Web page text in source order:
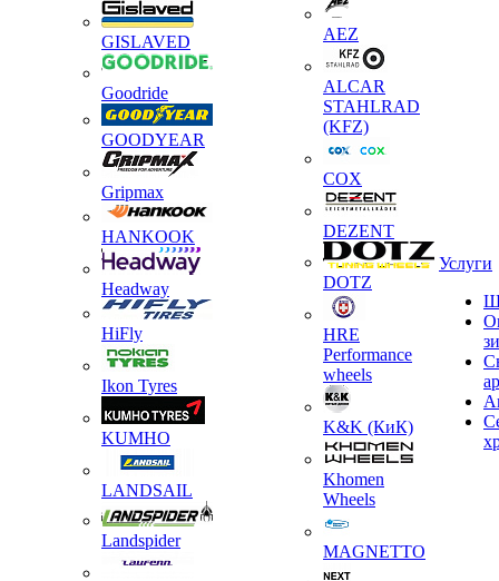
GISLAVED
Goodride
GOODYEAR
Gripmax
HANKOOK
Headway
HiFly
Ikon Tyres
KUMHO
LANDSAIL
Landspider
AEZ
ALCAR
STAHLRAD
(KFZ)
COX
DEZENT
DOTZ
HRE
Performance
wheels
K&K (КиК)
Khomen
Wheels
MAGNETTO
Услуги